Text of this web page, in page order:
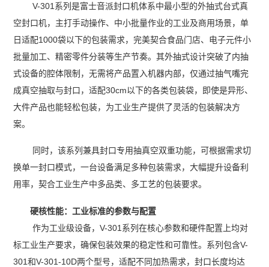
V-301系列是富士音派封口机体系中最小型的外抽式台式真
空封口机，主打手动操作、中小批量作业的工业及商用场景，单
日适配1000袋以下的包装需求，完美契合食品门店、电子元件小
批量加工、精密零件分装等生产节奏。其外抽式设计突破了内抽
式设备的腔体限制，无需将产品置入机器内部，仅通过抽气嘴完
成真空抽取与封口，适配30cm以下的各类包装袋，即使是异形、
大件产品也能轻松包装，为工业生产提供了灵活的包装解决方
案。
同时，该系列兼具封口专用抽真空双重功能，可根据需求切
换单一封口模式，一台设备满足多种包装需求，大幅提升设备利
用率，契合工业生产中多品类、多工艺的包装要求。
硬核性能：工业标准的参数与配置
作为工业级设备，V-301系列在核心参数和硬件配置上均对
标工业生产要求，确保包装效果的稳定性和可靠性。系列包含V-
301和V-301-10D两个型号，适配不同加热需求，封口长度均达